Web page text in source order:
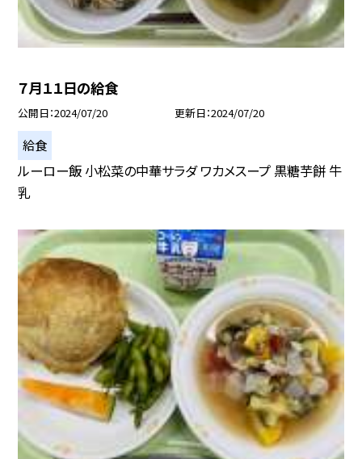
７月１１日の給食
公開日 2024/07/20 更新日 2024/07/20
給食
ルーロー飯 小松菜の中華サラダ ワカメスープ 黒糖芋餅 牛
乳